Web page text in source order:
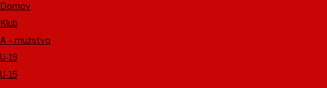
Domov
Klub
A – mužstvo
U-19
U-15